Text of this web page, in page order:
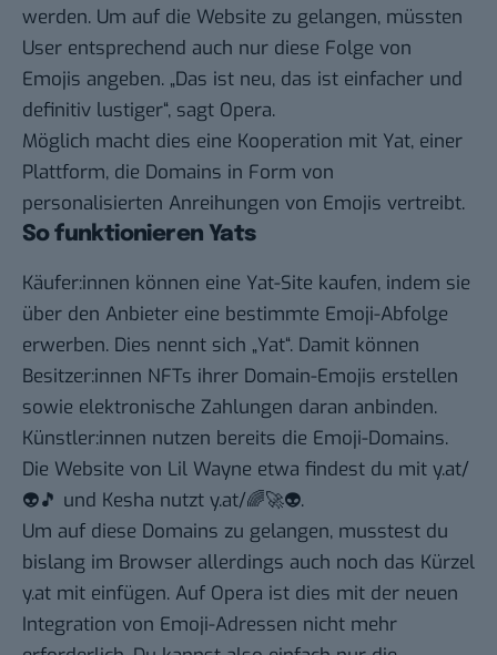
werden. Um auf die Website zu gelangen, müssten
User entsprechend auch nur diese Folge von
Emojis angeben. „Das ist neu, das ist einfacher und
definitiv lustiger“, sagt Opera.
Möglich macht dies eine Kooperation mit Yat, einer
Plattform, die Domains in Form von
personalisierten Anreihungen von Emojis vertreibt.
So funktionieren Yats
Käufer:innen können eine Yat-Site kaufen, indem sie
über den Anbieter eine bestimmte Emoji-Abfolge
erwerben. Dies nennt sich „Yat“. Damit können
Besitzer:innen NFTs ihrer Domain-Emojis erstellen
sowie elektronische Zahlungen daran anbinden.
Künstler:innen nutzen bereits die Emoji-Domains.
Die Website von Lil Wayne etwa findest du mit y.at/
👽🎵 und Kesha nutzt y.at/🌈🚀👽.
Um auf diese Domains zu gelangen, musstest du
bislang im Browser allerdings auch noch das Kürzel
y.at mit einfügen. Auf Opera ist dies mit der neuen
Integration von Emoji-Adressen nicht mehr